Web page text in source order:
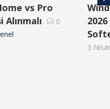
vs Pro
0
3